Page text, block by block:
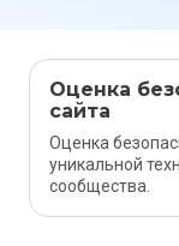
Оценка
сайта
Оценка
уникальной
сообщества.